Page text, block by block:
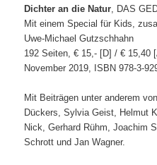
Dichter an die Natur , DAS
Mit einem Special für Kids,
Uwe-Michael Gutzschhahn
192 Seiten, € 15,- [D] / € 15,40
November 2019, ISBN 978-3-
Mit Beiträgen unter anderem
Dückers, Sylvia Geist, Helmut
Nick, Gerhard Rühm, Joachim
Schrott und Jan Wagner.